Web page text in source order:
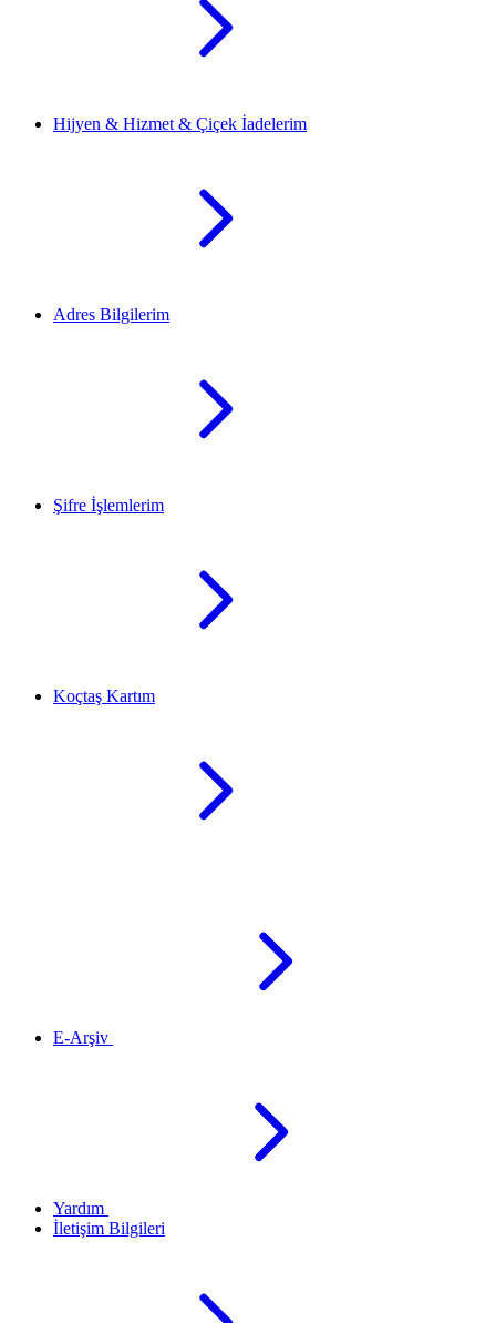
Hijyen & Hizmet & Çiçek İadelerim
Adres Bilgilerim
Şifre İşlemlerim
Koçtaş Kartım
E-Arşiv
Yardım
İletişim Bilgileri